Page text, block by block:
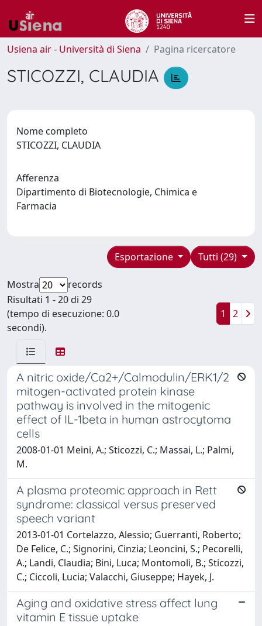
Usiena air - Università di Siena Pagina ricercatore
STICOZZI, CLAUDIA
Nome completo
STICOZZI, CLAUDIA
Afferenza
Dipartimento di Biotecnologie, Chimica e
Farmacia
Tutti (29)
Esportazione
Mostra
records
Risultati 1 - 20 di 29
(tempo di esecuzione: 0.0
secondi).
1 2
A nitric oxide/Ca2+/Calmodulin/ERK1/2
mitogen-activated protein kinase
pathway is involved in the mitogenic
effect of IL-1beta in human astrocytoma
cells
2008-01-01 Meini, A.; Sticozzi, C.; Massai, L.; Palmi,
M.
A plasma proteomic approach in Rett
syndrome: classical versus preserved
speech variant
2013-01-01 Cortelazzo, Alessio; Guerranti, Roberto;
De Felice, C.; Signorini, Cinzia; Leoncini, S.; Pecorelli,
A.; Landi, Claudia; Bini, Luca; Montomoli, B.; Sticozzi,
C.; Ciccoli, Lucia; Valacchi, Giuseppe; Hayek, J.
Aging and oxidative stress affect lung
vitamin E tissue uptake